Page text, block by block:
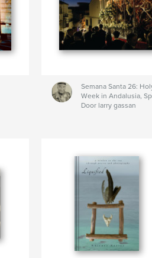
Semana Santa 26:
Week in Andalusia,
Door larry gassan